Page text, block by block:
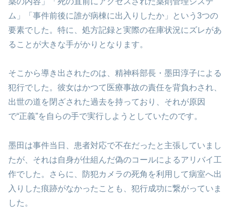
ム」「事件前後に誰が病棟に出入りしたか」という3つの
要素でした。特に、処方記録と実際の在庫状況にズレがあ
ることが大きな手がかりとなります。
そこから導き出されたのは、精神科部長・墨田淳子による
犯行でした。彼女はかつて医療事故の責任を背負わされ、
出世の道を閉ざされた過去を持っており、それが原因
で“正義”を自らの手で実行しようとしていたのです。
墨田は事件当日、患者対応で不在だったと主張していまし
たが、それは自身が仕組んだ偽のコールによるアリバイ工
作でした。さらに、防犯カメラの死角を利用して病室へ出
入りした痕跡がなかったことも、犯行成功に繋がっていま
した。